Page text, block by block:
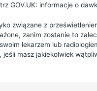
GOV.UK: informacje o
związane z
zanim zostanie to
lekarzem lub
jeśli masz jakiekolwiek